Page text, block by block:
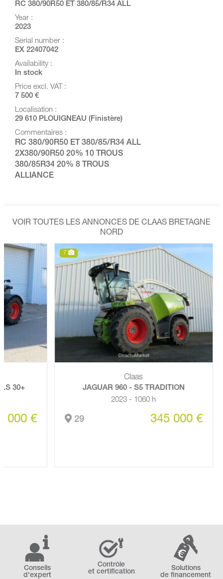
RC 380/90R50 ET 380/85/R34 ALL
Year :
2023
Serial number :
EX 22407042
Availability :
In stock
Price excl. VAT :
7 500 €
Localisation :
29 610 PLOUIGNEAU (Finistère)
Commentaires :
RC 380/90R50 ET 380/85/R34 ALL
2X380/90R50 20% 10 TROUS
380/85R34 20% 8 TROUS
ALLIANCE
VOIR TOUTES LES ANNONCES DE CLAAS BRETAGNE
NORD
€
Claas
JAGUAR 960 - S5 TRADITION
2023 - 1060 h
29 345 000 €
Conseils
d'expert
Contrôle
et certification
Solutions
de financement